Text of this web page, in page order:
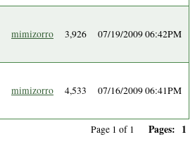
mimizorro 3,926 07/19/2009 06:42PM
mimizorro 4,533 07/16/2009 06:41PM
Page 1 of 1 Pages: 1